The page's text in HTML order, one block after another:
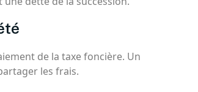
de la taxe foncière. Un
les frais.